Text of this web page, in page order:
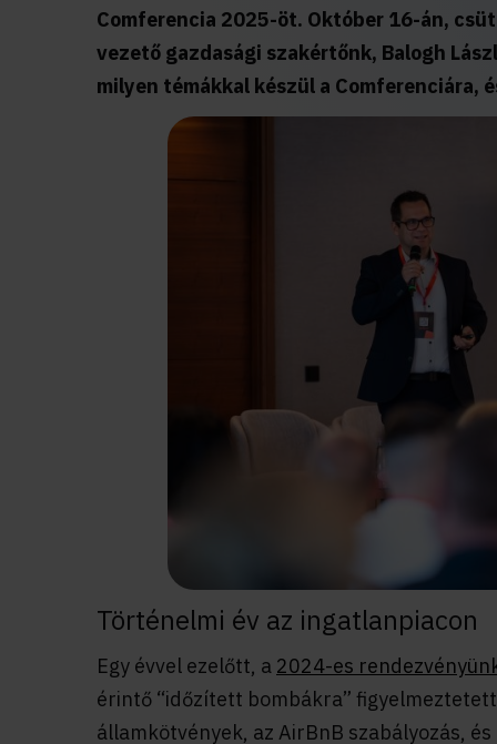
Comferencia 2025-öt. Október 16-án,
vezető gazdasági szakértőnk, Balogh
milyen témákkal készül a Comferenciára,
Történelmi év az ingatlanpiacon
Egy évvel ezelőtt, a 2024-es
érintő “időzített bombákra”
államkötvények, az AirBnB szabályozás,